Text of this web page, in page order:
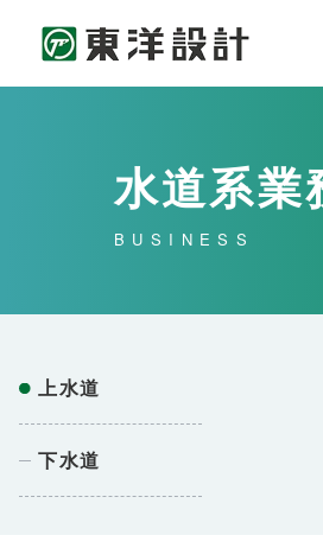
水道系業
BUSINESS
上水道
下水道